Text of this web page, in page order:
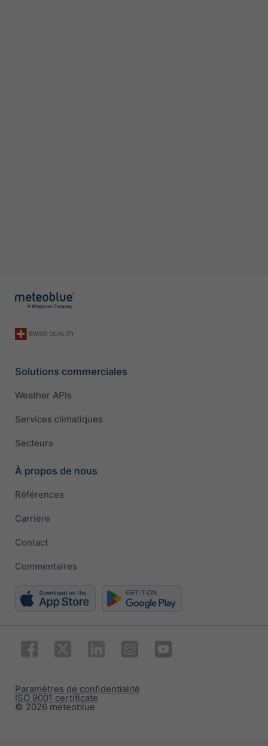
Solutions commerciales
Weather APIs
Services climatiques
Secteurs
À propos de nous
Références
Carrière
Contact
Commentaires
© 2026 meteoblue
ISO 9001 certificate
Paramètres de confidentialité